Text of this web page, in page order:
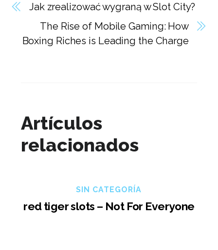
Jak zrealizować wygraną w Slot City?
The Rise of Mobile Gaming: How
Boxing Riches is Leading the Charge
Artículos
relacionados
SIN CATEGORÍA
red tiger slots – Not For Everyone